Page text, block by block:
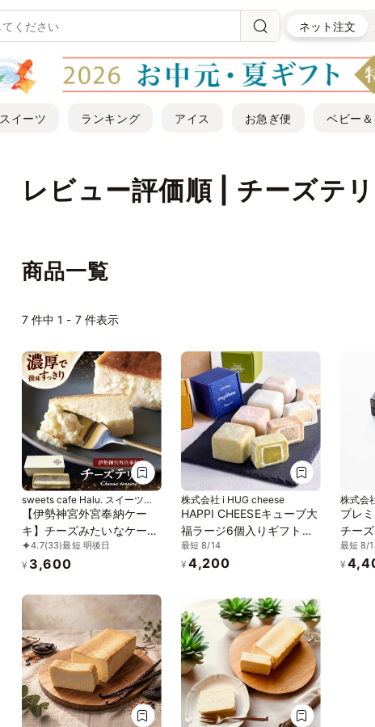
ネット注文
スイーツ ランキング アイス お急ぎ便 ベビー
レビュー評価順 | チーズテ
商品一覧
7 件中 1 - 7 件表示
sweets cafe Halu. スイーツカ
フェハル
【伊勢神宮外宮奉納ケー
キ】チーズみたいなケーキ
280ｇ、［グルテンフリ
ー］魔法の チーズテリー
2026
4.7(33)最短 明後日
¥ 3,600
株式会社 i HUG cheese
HAPPI CHEESEキューブ大
福ラージ6個入りギフト
BOX
最短 8/14
¥ 4,200
株式会
プレ
チー
最短 8/
¥